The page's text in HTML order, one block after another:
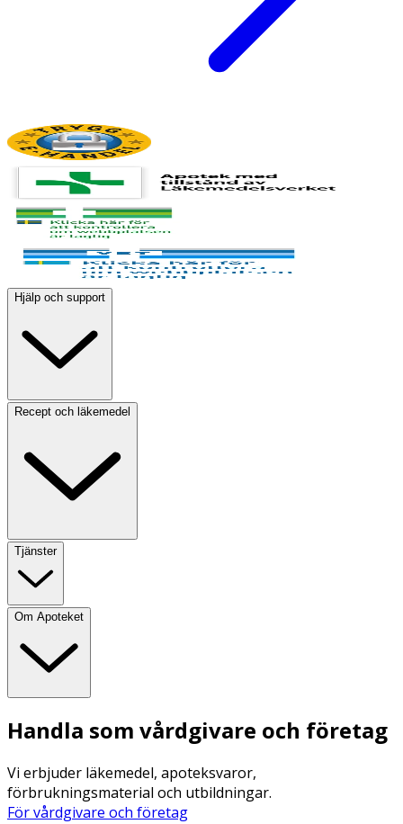
Hjälp och support
Recept och läkemedel
Tjänster
Om Apoteket
Handla som vårdgivare och företag
Vi erbjuder läkemedel, apoteksvaror,
förbrukningsmaterial och utbildningar.
För vårdgivare och företag